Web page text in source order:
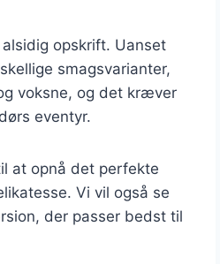
opskrift. Uanset
smagsvarianter,
voksne, og det kræver
eventyr.
at opnå det perfekte
Vi vil også se
der passer bedst til